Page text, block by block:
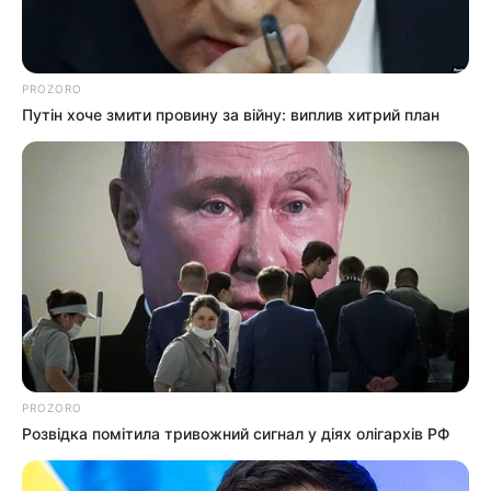
військовозобов’язаними —
підозри отримали екскерівники
Мукачівського ТЦК
07.08.2026
ПОДІЇ
У Ясінянській громаді відкрили
черговий простір
психологічної підтримки (фото)
06.08.2026
PROZORO
Путін хоче змити провину за війну: виплив хитрий план
PROZORO
Розвідка помітила тривожний сигнал у діях олігархів РФ